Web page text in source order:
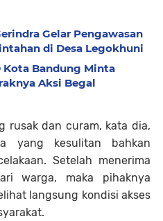
Gelar Pengawasan
di Desa Legokhuni
Kota Bandung Minta
Aksi Begal
rusak dan curam, kata dia,
yang kesulitan bahkan
Setelah menerima
warga, maka pihaknya
langsung kondisi akses